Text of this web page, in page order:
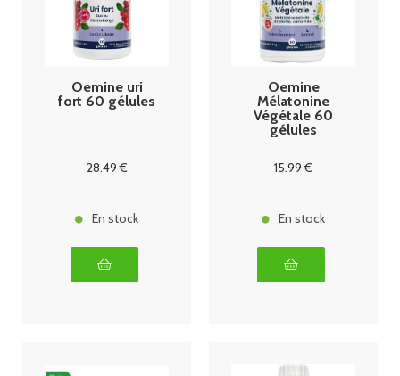
Oemine uri
fort 60 gélules
28.49€
En stock
Oemine
Mélatonine
Végétale 60
gélules
15.99 €
En stock